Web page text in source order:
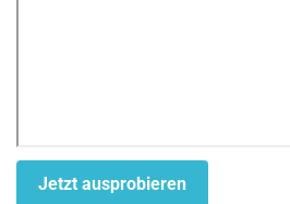
Jetzt ausprobieren